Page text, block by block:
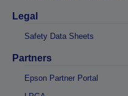
Legal
Safety Data Sheets
Partners
Epson Partner Portal